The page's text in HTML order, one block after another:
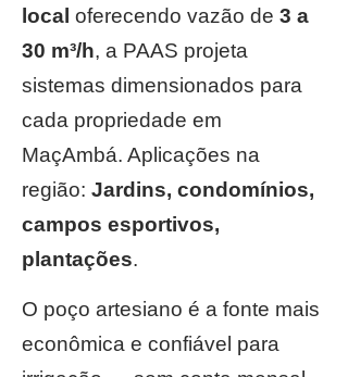
local oferecendo vazão de 3 a
30 m³/h, a PAAS projeta
sistemas dimensionados para
cada propriedade em
MaçAmbá. Aplicações na
região: Jardins, condomínios,
campos esportivos,
plantações.
O poço artesiano é a fonte mais
econômica e confiável para